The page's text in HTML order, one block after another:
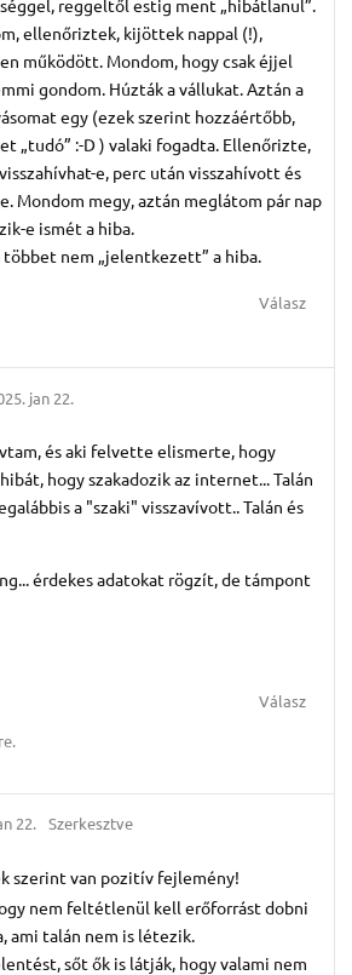
reggeltől estig ment „hibátlanul”.
ellenőriztek, kijöttek nappal (!),
működött. Mondom, hogy csak éjjel
gondom. Húzták a vállukat. Aztán a
egy (ezek szerint hozzáértőbb,
„tudó” :-D ) valaki fogadta. Ellenőrizte,
e, perc után visszahívott és
Mondom megy, aztán meglátom pár nap
e ismét a hiba.
többet nem „jelentkezett” a hiba.
Válasz
jan 22.
és aki felvette elismerte, hogy
hogy szakadozik az internet... Talán
a "szaki" visszavívott.. Talán és
érdekes adatokat rögzít, de támpont
Válasz
22. Szerkesztve
szerint van pozitív fejlemény!
nem feltétlenül kell erőforrást dobni
ami talán nem is létezik.
sőt ők is látják, hogy valami nem